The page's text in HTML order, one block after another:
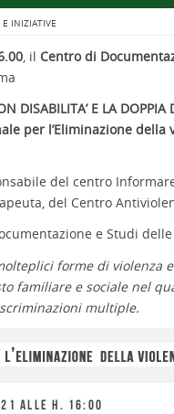
INIZIATIVE
, il Centro di
DISABILITA’ E LA DOPPIA
per l’Eliminazione della
del centro
del Centro
e Studi
forme di violenza
familiare e sociale nel
multiple.